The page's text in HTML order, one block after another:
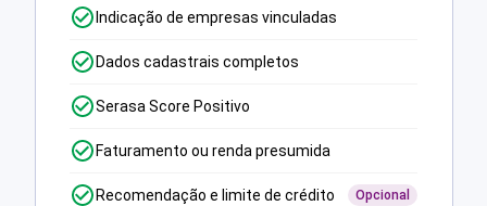
Indicação de empresas vinculadas
Dados cadastrais completos
Serasa Score Positivo
Faturamento ou renda presumida
Recomendação e limite de crédito Opcional